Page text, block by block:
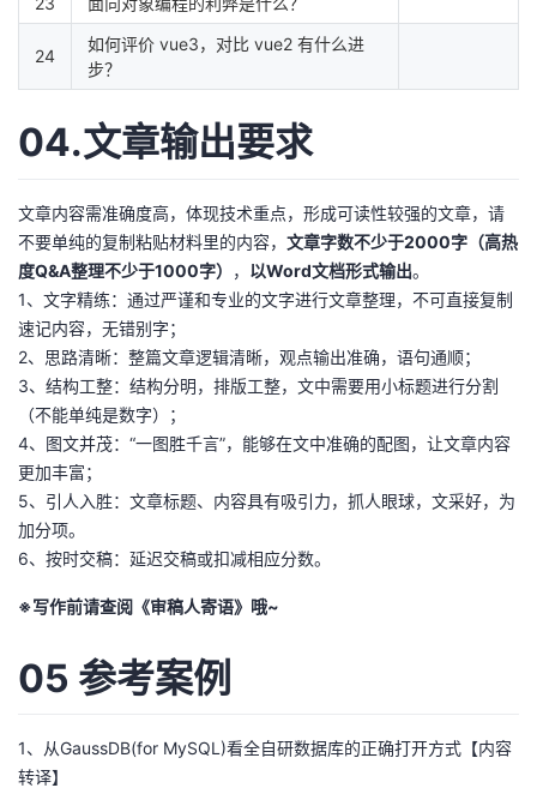
24
如何评价 vue3，对比 vue2 有什么进
步？
04.文章输出要求
文章内容需准确度高，体现技术重点，形成可读性较强的文章，请
不要单纯的复制粘贴材料里的内容， 文章字数不少于2000字（高热
度Q&A整理不少于1000字）
， 以Word文档形式输出。
1、文字精练：通过严谨和专业的文字进行文章整理，不可直接复制
速记内容，无错别字；
2、思路清晰：整篇文章逻辑清晰，观点输出准确，语句通顺；
3、结构工整：结构分明，排版工整，文中需要用小标题进行分割
（不能单纯是数字）；
4、图文并茂：“一图胜千言”，能够在文中准确的配图，让文章内容
更加丰富；
5、引人入胜：文章标题、内容具有吸引力，抓人眼球，文采好，为
加分项。
6、按时交稿：延迟交稿或扣减相应分数。
※写作前请查阅《审稿人寄语》哦~
05 参考案例
1、从GaussDB(for MySQL)看全自研数据库的正确打开方式【内容
转译】